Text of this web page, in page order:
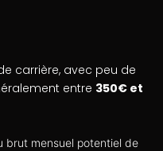
carrière, avec peu de
entre 350€ et
brut mensuel potentiel de